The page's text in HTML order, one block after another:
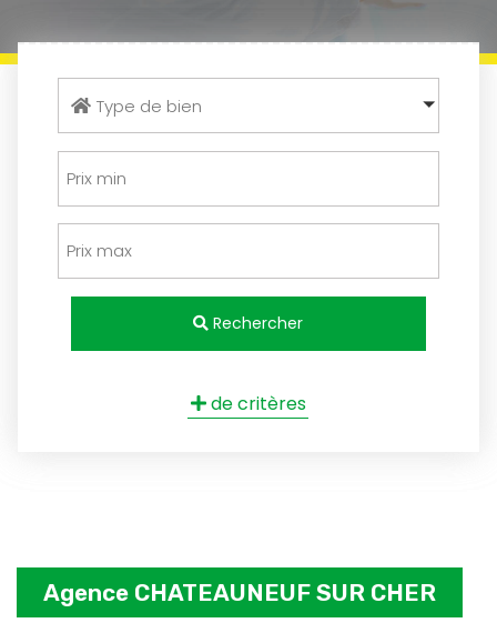
Type de bien
Rechercher
de critères
Agence CHATEAUNEUF SUR CHER